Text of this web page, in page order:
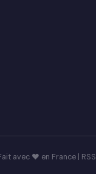
avec ♥ en France | RSS